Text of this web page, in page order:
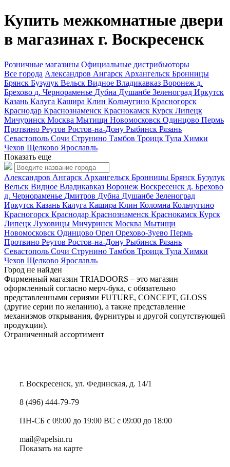
Купить межкомнатные двери
в магазинах г. Воскресенск
Розничные магазины Официальные дистрибьюторы
Все города Александров Ангарск Архангельск Бронницы
Брянск Бузулук Вельск Видное Владикавказ Воронеж д.
Брехово д. Чернораменье Дубна Душанбе Зеленоград Иркутск
Казань Калуга Кашира Клин Кольчугино Красногорск
Краснодар Краснознаменск Краснокамск Курск Липецк
Мичуринск Москва Мытищи Новомосковск Одинцово Пермь
Протвино Реутов Ростов-на-Дону Рыбинск Рязань
Севастополь Сочи Струнино Тамбов Троицк Тула Химки
Чехов Щелково Ярославль
Показать еще
Александров Ангарск Архангельск Бронницы Брянск Бузулук
Вельск Видное Владикавказ Воронеж Воскресенск д. Брехово
д. Чернораменье Дмитров Дубна Душанбе Зеленоград
Иркутск Казань Калуга Кашира Клин Коломна Кольчугино
Красногорск Краснодар Краснознаменск Краснокамск Курск
Липецк Луховицы Мичуринск Москва Мытищи
Новомосковск Одинцово Орел Орехово-Зуево Пермь
Протвино Реутов Ростов-на-Дону Рыбинск Рязань
Севастополь Сочи Струнино Тамбов Троицк Тула Химки
Чехов Щелково Ярославль
Город не найден
Фирменный магазин TRIADOORS – это магазин
оформленный согласно мерч-бука, с обязательно
представленными сериями FUTURE, CONCEPT, GLOSS
(другие серии по желанию), а также представление
механизмов открывания, фурнитуры и другой сопутствующей
продукции).
Ограниченный ассортимент
г. Воскресенск, ул. Фединская, д. 14/1
8 (496) 444-79-79
ПН-СБ с 09:00 до 19:00 ВС с 09:00 до 18:00
mail@apelsin.ru
Показать на карте